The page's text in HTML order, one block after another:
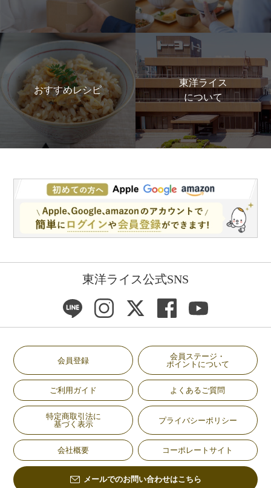
おすすめレシピ
東洋ライス
について
東洋ライス公式SNS
会員登録
会員ステージ・
ポイントについて
ご利用ガイド よくあるご質問
特定商取引法に
基づく表示
プライバシーポリシー
会社概要 コーポレートサイト
メールでのお問い合わせはこちら